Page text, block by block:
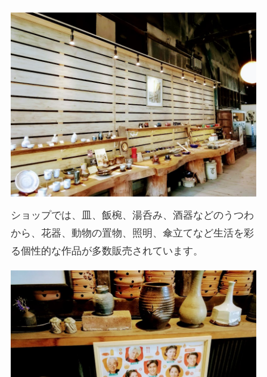
ショップでは、皿、飯椀、湯呑み、酒器などのうつわ
から、花器、動物の置物、照明、傘立てなど生活を彩
る個性的な作品が多数販売されています。